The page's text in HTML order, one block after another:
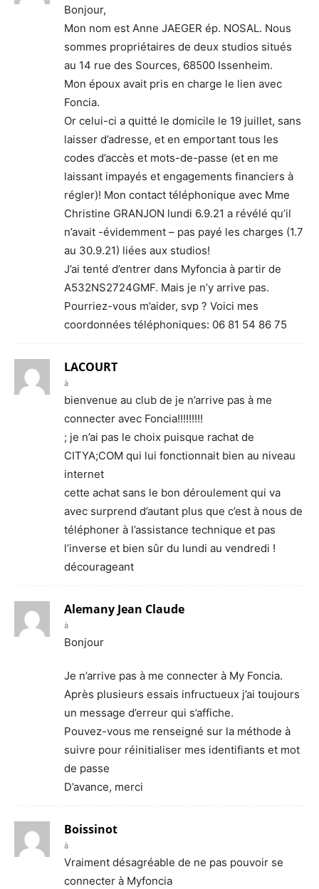
Bonjour,
Mon nom est Anne JAEGER ép. NOSAL. Nous
sommes propriétaires de deux studios situés
au 14 rue des Sources, 68500 Issenheim.
Mon époux avait pris en charge le lien avec
Foncia.
Or celui-ci a quitté le domicile le 19 juillet, sans
laisser d’adresse, et en emportant tous les
codes d’accès et mots-de-passe (et en me
laissant impayés et engagements financiers à
régler)! Mon contact téléphonique avec Mme
Christine GRANJON lundi 6.9.21 a révélé qu’il
n’avait -évidemment – pas payé les charges (1.7
au 30.9.21) liées aux studios!
J’ai tenté d’entrer dans Myfoncia à partir de
A532NS2724GMF. Mais je n’y arrive pas.
Pourriez-vous m’aider, svp ? Voici mes
coordonnées téléphoniques: 06 81 54 86 75
LACOURT
à
bienvenue au club de je n’arrive pas à me
connecter avec Foncia!!!!!!!!!
; je n’ai pas le choix puisque rachat de
CITYA;COM qui lui fonctionnait bien au niveau
internet
cette achat sans le bon déroulement qui va
avec surprend d’autant plus que c’est à nous de
téléphoner à l’assistance technique et pas
l’inverse et bien sûr du lundi au vendredi !
décourageant
Alemany Jean Claude
à
Bonjour
Je n’arrive pas à me connecter à My Foncia.
Après plusieurs essais infructueux j’ai toujours
un message d’erreur qui s’affiche.
Pouvez-vous me renseigné sur la méthode à
suivre pour réinitialiser mes identifiants et mot
de passe
D’avance, merci
Boissinot
à
Vraiment désagréable de ne pas pouvoir se
connecter à Myfoncia